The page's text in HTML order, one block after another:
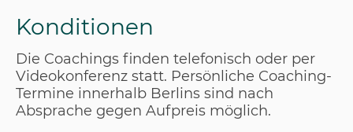
Konditionen
Die Coachings finden telefonisch oder per
Videokonferenz statt. Persönliche Coaching-
Termine innerhalb Berlins sind nach
Absprache gegen Aufpreis möglich.